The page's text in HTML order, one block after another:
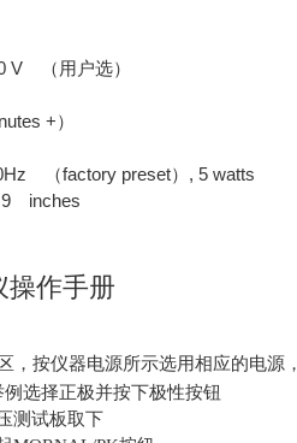
V （用户选）
+）
（factory preset）, 5 watts
9 inches
操作手册
，按仪器电源所示选用相应的电源，
例选择正极并按下极性按钮
测试板取下